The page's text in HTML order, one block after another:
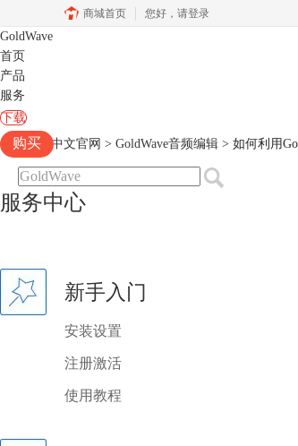
商城首页 您好， 请登录
GoldWave
首页
产品
服务
下载
购买
Goldwave中文官网 > GoldWave音频编辑 > 如何利用
服务中心
新手入门
安装设置
注册激活
使用教程